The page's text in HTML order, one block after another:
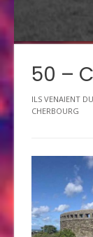
50 –
ILS VENAIENT DU
CHERBOURG